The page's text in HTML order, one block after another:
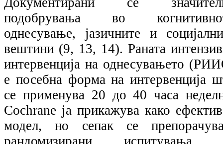
подобрувања во
однесување, јазичните и
вештини (9, 13, 14). Раната
интервенција на однесувањето
е посебна форма на интервенција
се применува 20 до 40 часа
Cochrane ја прикажува како
модел, но сепак се